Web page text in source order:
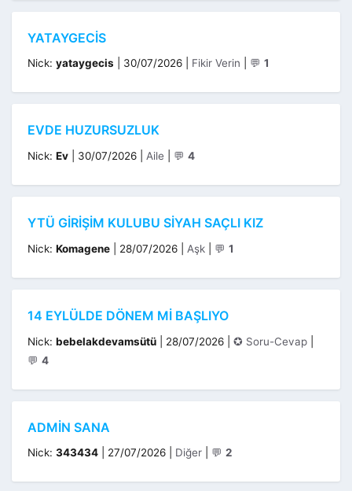
YATAYGECIS
Nick: yataygecis 30/07/2026 Kategoriler
Fikir Verin 💬 1
EVDE HUZURSUZLUK
Nick: Ev 30/07/2026 Kategoriler
Aile 💬 4
YTÜ GIRIŞIM KULUBU SIYAH SAÇLI KIZ
Nick: Komagene 28/07/2026 Kategoriler
Aşk 💬 1
14 EYLÜLDE DÖNEM MI BAŞLIYO
Nick: bebelakdevamsütü 28/07/2026 Kategoriler
✪ Soru-Cevap
💬 4
ADMIN SANA
Nick: 343434 27/07/2026 Kategoriler
Diğer 💬 2